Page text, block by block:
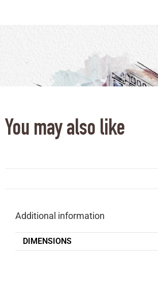
You may also like
Additional information
DIMENSIONS